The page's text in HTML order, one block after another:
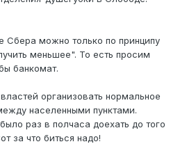
Сбера можно только по принципу
меньшее". То есть просим
банкомат.
организовать нормальное
населенными пунктами.
раз в полчаса доехать до того
за что биться надо!